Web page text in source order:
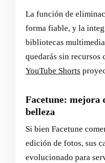
La función de
forma fiable, y la
bibliotecas
quedarás sin recursos
YouTube Shorts
Facetune: mejora
belleza
Si bien Facetune
edición de fotos, sus
evolucionado para